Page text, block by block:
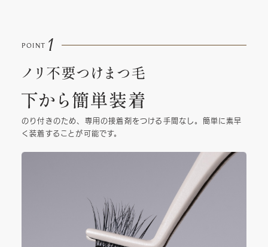
POINT 1
のり付きのため、専用の接着剤をつける手間なし。簡単に素早
く装着することが可能です。